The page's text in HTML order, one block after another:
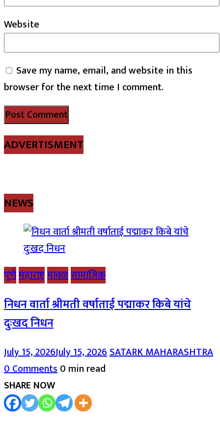
Website
Save my name, email, and website in this
browser for the next time I comment.
ADVERTISMENT
NEWS
पुणेमहाराष्ट्रमावळसामाजिक
निधन वार्ता श्रीमती वर्षाताई पद्माकर किबे यांचे
दुःखद निधन
July 15, 2026July 15, 2026SATARK MAHARASHTRA
0 Comments0 min read
SHARE NOW